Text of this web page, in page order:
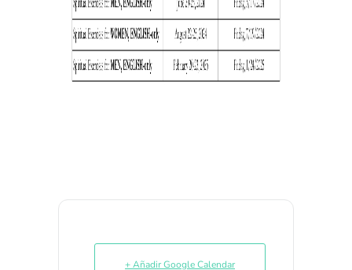
+ Añadir Google Calendar